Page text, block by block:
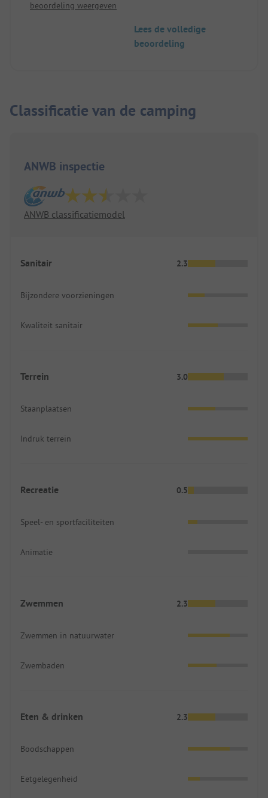
vriendelijk en behulpzaam personeel.
beoordeling weergeven
Lees de volledige
beoordeling
Classificatie van de camping
ANWB inspectie
ANWB classificatiemodel
Sanitair 2.3
Bijzondere voorzieningen
Kwaliteit sanitair
Terrein 3.0
Staanplaatsen
Indruk terrein
Recreatie 0.5
Speel- en sportfaciliteiten
Animatie
Zwemmen 2.3
Zwemmen in natuurwater
Zwembaden
Eten & drinken 2.3
Boodschappen
Eetgelegenheid